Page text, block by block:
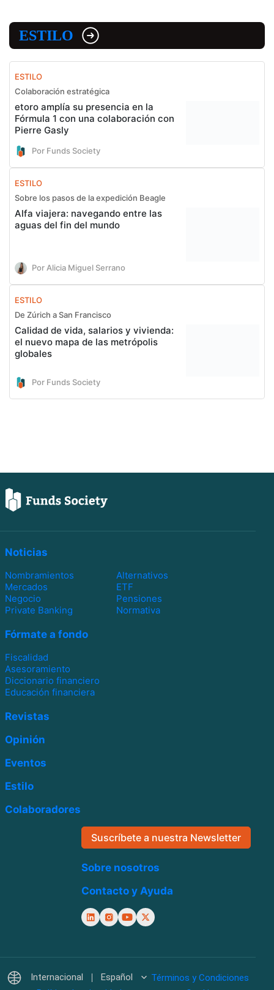
ESTILO
ESTILO
Colaboración estratégica
etoro amplía su presencia en la
Fórmula 1 con una colaboración con
Pierre Gasly
Por Funds Society
ESTILO
Sobre los pasos de la expedición Beagle
Alfa viajera: navegando entre las
aguas del fin del mundo
Por Alicia Miguel Serrano
ESTILO
De Zúrich a San Francisco
Calidad de vida, salarios y vivienda:
el nuevo mapa de las metrópolis
globales
Por Funds Society
Noticias
Nombramientos
Alternativos
Mercados
ETF
Negocio
Pensiones
Private Banking
Normativa
Fórmate a fondo
Fiscalidad
Asesoramiento
Diccionario financiero
Educación financiera
Revistas
Opinión
Eventos
Estilo
Colaboradores
Suscríbete a nuestra Newsletter
Sobre nosotros
Contacto y Ayuda
Internacional Español
Términos y Condiciones